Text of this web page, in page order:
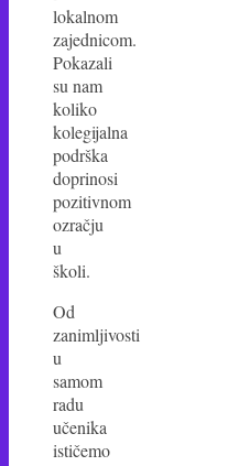
lokalnom
zajednicom.
Pokazali
su nam
koliko
kolegijalna
podrška
doprinosi
pozitivnom
ozračju
u
školi.
Od
zanimljivosti
u
samom
radu
učenika
ističemo